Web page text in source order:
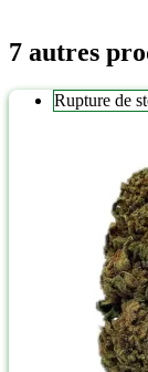
7 autres
Rupture de